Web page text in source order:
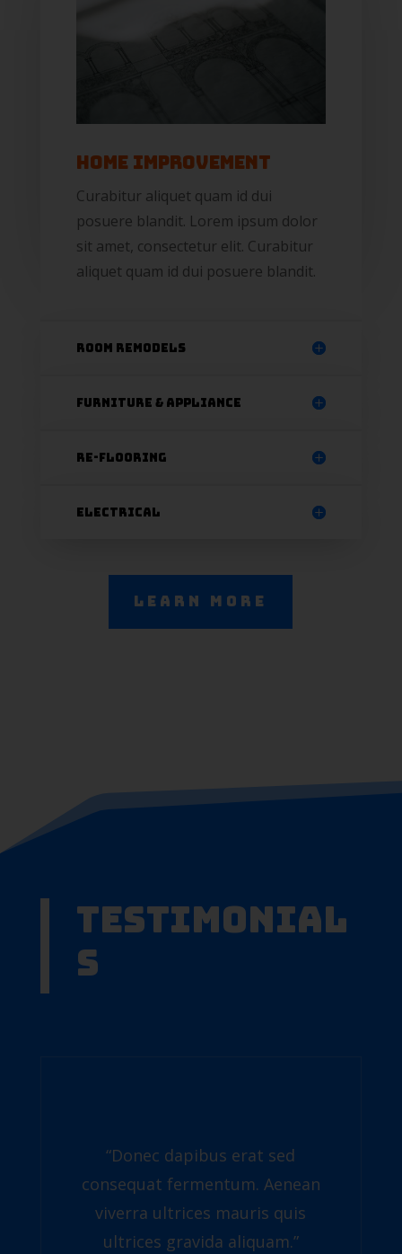
Home Improvement
Curabitur aliquet quam id dui
posuere blandit. Lorem ipsum dolor
sit amet, consectetur elit. Curabitur
aliquet quam id dui posuere blandit.
Room Remodels
Furniture & Appliance
Re-Flooring
Electrical
Learn More
Testimonial
s
“Donec dapibus erat sed
consequat fermentum. Aenean
viverra ultrices mauris quis
ultrices gravida aliquam.”